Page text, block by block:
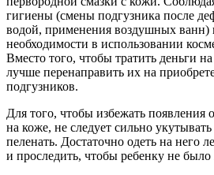
гигиены (смены подгузника после
водой, применения воздушных ванн)
необходимости в использовании
Вместо того, чтобы тратить деньги
лучше перенаправить их на
подгузников.
Для того, чтобы избежать появления
на коже, не следует сильно
пеленать. Достаточно одеть на него
и проследить, чтобы ребенку не было